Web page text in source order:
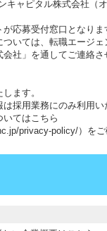
キャピタル株式会社（
応募受付窓口となりま
いては、転職エージェ
社」を通してご連絡さ
ます。
採用業務にのみ利用い
てはこちら
privacy-policy/）をご